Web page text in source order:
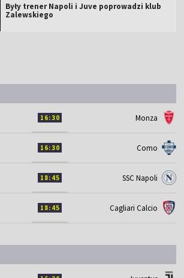
Były trener Napoli i Juve poprowadzi klub
Zalewskiego
16:30 Monza
16:30 Como
18:45 SSC Napoli
18:45 Cagliari Calcio